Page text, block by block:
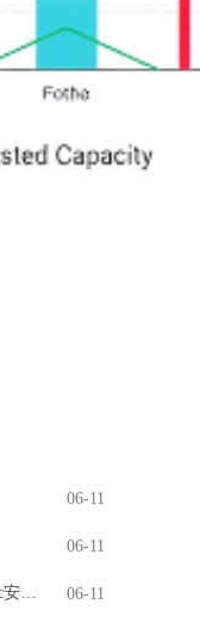
06-11
06-11
WPS办公软件官方下载指南：Windows与Mac安装全解析 06-11